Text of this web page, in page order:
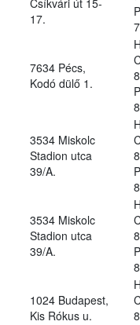
17.
7634 Pécs,
Kodó dülő 1.
3534 Miskolc
Stadion utca
39/A.
3534 Miskolc
Stadion utca
39/A.
1024 Budapest,
Kis Rókus u.